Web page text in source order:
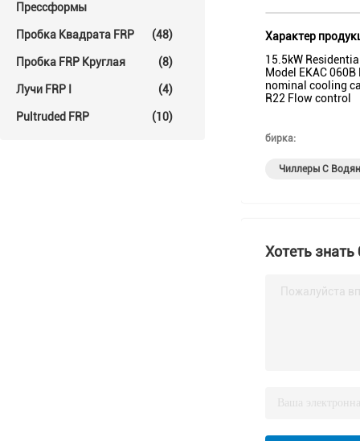
Прессформы
Пробка Квадрата FRP (48)
Пробка FRP Круглая (8)
Лучи FRP I (4)
Pultruded FRP (10)
Характер
15.5kW
Model EKAC
nominal cooling
R22 Flow
бирка:
Чиллеры С
Хотеть
Пожалуйста